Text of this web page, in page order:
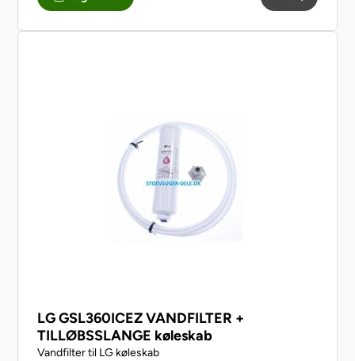
Beko BFR630DX 7295342486
Beko Dummy_pc_V3_A+ 7287547397
Beko GL32APB 7245246335
Beko GN134635ZDX/DASEH9G91624NEL 729944868
LG GSL360ICEZ VANDFILTER +
TILLØBSSLANGE køleskab
Vandfilter til LG køleskab